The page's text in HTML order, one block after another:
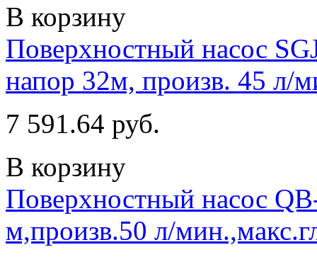
В корзину
Поверхностный насос
напор 32м, произв. 45 л/
7 591.64 руб.
В корзину
Поверхностный насос
м,произв.50 л/